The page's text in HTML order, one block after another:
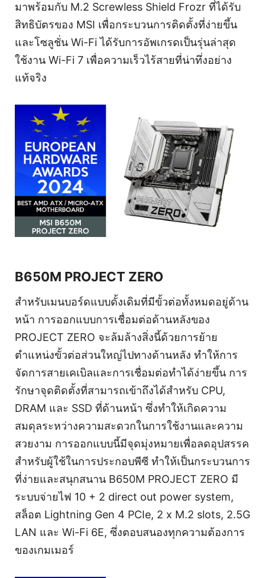
มาพร้อมกับ M.2 Screwless Shield Frozr ที่ได้รับ
สิทธิบัตรของ MSI เพื่อกระบวนการติดตั้งที่ง่ายขึ้น
และโซลูชั่น Wi-Fi ได้รับการอัพเกรดเป็นรุ่นล่าสุด
ใช้งาน Wi-Fi 7 เพื่อความเร็วไร้สายที่น่าทึ่งอย่าง
แท้จริง
B650M PROJECT ZERO
สำหรับเมนบอร์ดแบบดั้งเดิมที่มีขั้วต่อทั้งหมดอยู่ด้าน
หน้า การออกแบบการเชื่อมต่อด้านหลังของ
PROJECT ZERO จะล้มล้างสิ่งนี้ด้วยการย้าย
ตำแหน่งขั้วต่อส่วนใหญ่ไปทางด้านหลัง ทำให้การ
จัดการสายเคเบิลและการเชื่อมต่อทำได้ง่ายขึ้น การ
รักษาจุดติดตั้งที่สามารถเข้าถึงได้สำหรับ CPU,
DRAM และ SSD ที่ด้านหน้า ซึ่งทำให้เกิดความ
สมดุลระหว่างความสะดวกในการใช้งานและความ
สวยงาม การออกแบบนี้มีจุดมุ่งหมายเพื่อลดอุปสรรค
สำหรับผู้ใช้ในการประกอบพีซี ทำให้เป็นกระบวนการ
ที่ง่ายและสนุกสนาน B650M PROJECT ZERO มี
ระบบจ่ายไฟ 10 + 2 direct out power system,
สล็อต Lightning Gen 4 PCIe, 2 x M.2 slots, 2.5G
LAN และ Wi-Fi 6E, ซึ่งตอบสนองทุกความต้องการ
ของเกมเมอร์